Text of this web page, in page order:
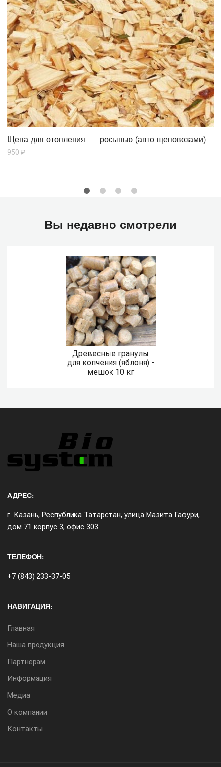
Щепа для отопления — росыпью (авто щеповозами)
950 ₽
Вы недавно смотрели
Древесные гранулы
для копчения (яблоня) -
мешок 10 кг
АДРЕС:
г. Казань, Республика Татарстан, улица Мазита Гафури,
дом 71 корпус 3, офис 303
ТЕЛЕФОН:
+7 (843) 233-37-05
НАВИГАЦИЯ:
Главная
Наша продукция
Партнерам
Информация
Медиа
О компании
Контакты